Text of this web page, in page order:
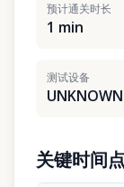
预计通关时长
1 min
测试设备
UNKNOWN
关键时间